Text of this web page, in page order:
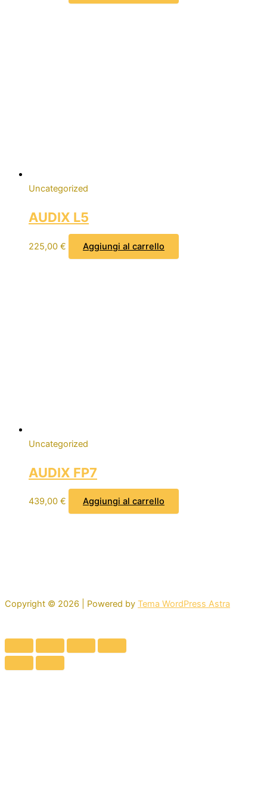
Uncategorized
AUDIX L5
225,00 € Aggiungi al carrello
Uncategorized
AUDIX FP7
439,00 € Aggiungi al carrello
Copyright © 2026 | Powered by Tema WordPress Astra